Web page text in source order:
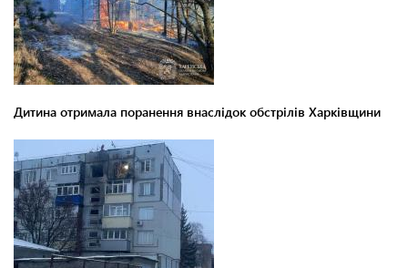
Дитина отримала поранення внаслідок обстрілів Харківщини